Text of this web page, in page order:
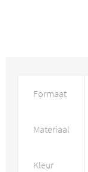
Formaat
Materiaal
Kleur